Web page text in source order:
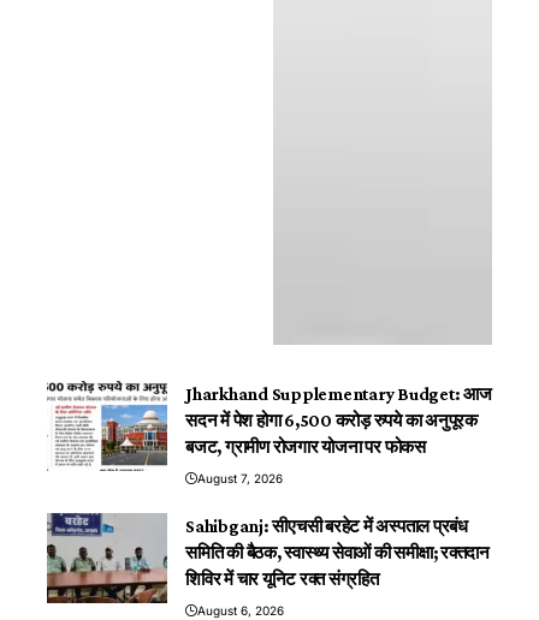
Jharkhand Supplementary Budget: आज
सदन में पेश होगा 6,500 करोड़ रुपये का अनुपूरक
बजट, ग्रामीण रोजगार योजना पर फोकस
August 7, 2026
Sahibganj: सीएचसी बरहेट में अस्पताल प्रबंध
समिति की बैठक, स्वास्थ्य सेवाओं की समीक्षा; रक्तदान
शिविर में चार यूनिट रक्त संग्रहित
August 6, 2026